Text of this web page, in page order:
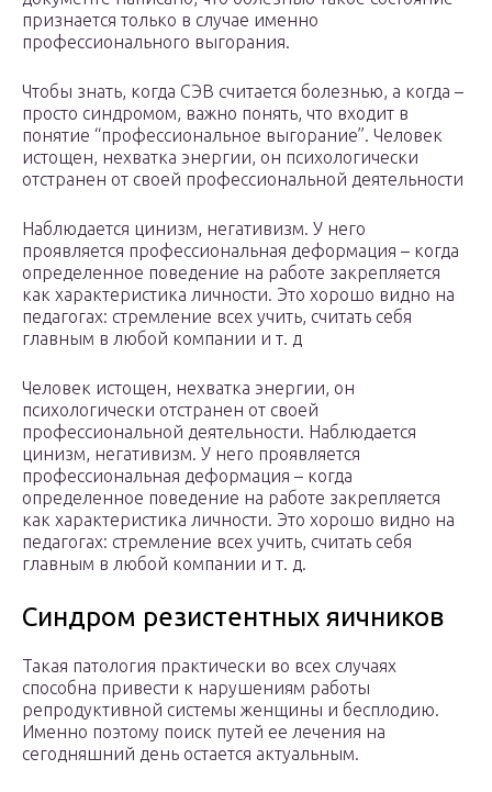
признается только в случае именно
профессионального выгорания.
Чтобы знать, когда СЭВ считается болезнью, а когда –
просто синдромом, важно понять, что входит в
понятие “профессиональное выгорание”. Человек
истощен, нехватка энергии, он психологически
отстранен от своей профессиональной деятельности
Наблюдается цинизм, негативизм. У него
проявляется профессиональная деформация – когда
определенное поведение на работе закрепляется
как характеристика личности. Это хорошо видно на
педагогах: стремление всех учить, считать себя
главным в любой компании и т. д
Человек истощен, нехватка энергии, он
психологически отстранен от своей
профессиональной деятельности. Наблюдается
цинизм, негативизм. У него проявляется
профессиональная деформация – когда
определенное поведение на работе закрепляется
как характеристика личности. Это хорошо видно на
педагогах: стремление всех учить, считать себя
главным в любой компании и т. д.
Синдром резистентных яичников
Такая патология практически во всех случаях
способна привести к нарушениям работы
репродуктивной системы женщины и бесплодию.
Именно поэтому поиск путей ее лечения на
сегодняшний день остается актуальным.